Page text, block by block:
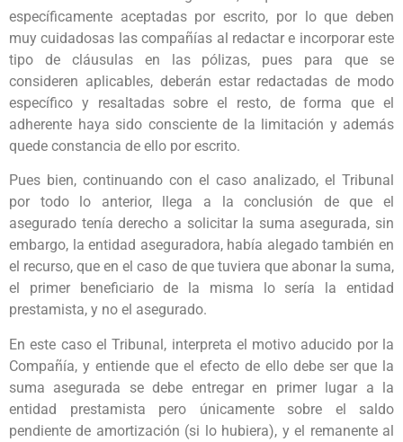
específicamente aceptadas por escrito, por lo que deben
muy cuidadosas las compañías al redactar e incorporar este
tipo de cláusulas en las pólizas, pues para que se
consideren aplicables, deberán estar redactadas de modo
específico y resaltadas sobre el resto, de forma que el
adherente haya sido consciente de la limitación y además
quede constancia de ello por escrito.
Pues bien, continuando con el caso analizado, el Tribunal
por todo lo anterior, llega a la conclusión de que el
asegurado tenía derecho a solicitar la suma asegurada, sin
embargo, la entidad aseguradora, había alegado también en
el recurso, que en el caso de que tuviera que abonar la suma,
el primer beneficiario de la misma lo sería la entidad
prestamista, y no el asegurado.
En este caso el Tribunal, interpreta el motivo aducido por la
Compañía, y entiende que el efecto de ello debe ser que la
suma asegurada se debe entregar en primer lugar a la
entidad prestamista pero únicamente sobre el saldo
pendiente de amortización (si lo hubiera), y el remanente al